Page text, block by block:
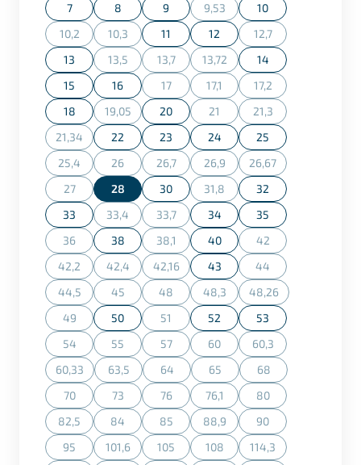
7 8 9 9,53
(Cette action n'est
10
10,2
(Cette action n'est actuellement pas disponible.)
10,3
(Cette action n'est actuellement pas disponible.)
11 12 12,7
(Cette action n'est
13 13,5
(Cette action n'est actuellement pas disponible.)
13,7
(Cette action n'est actuellement pas
13,72
(Cette action n'est
14
15
16 17
(Cette action n'est actuellement pas
17,1
(Cette action n'est
17,2
(Cette action n'est
18 19,05
(Cette action n'est actuellement pas disponible.)
20 21
(Cette action n'est
21,3
(Cette action n'est
21,34
(Cette action n'est actuellement pas disponible.)
22 23 24
25
25,4
(Cette action n'est actuellement pas disponible.)
26
(Cette action n'est actuellement pas disponible.)
26,7
(Cette action n'est actuellement pas
26,9
(Cette action n'est
26,67
(Cette action n'est
27
(Cette action n'est actuellement pas disponible.)
28 30 31,8
(Cette action n'est
32
33
33,4
(Cette action n'est actuellement pas disponible.)
33,7
(Cette action n'est actuellement pas
34
35
36
(Cette action n'est actuellement pas disponible.)
38 38,1
(Cette action n'est actuellement pas
40 42
(Cette action n'est
42,2
(Cette action n'est actuellement pas disponible.)
42,4
(Cette action n'est actuellement pas disponible.)
42,16
(Cette action n'est actuellement pas
43 44
(Cette action n'est
44,5
(Cette action n'est actuellement pas disponible.)
45
(Cette action n'est actuellement pas disponible.)
48
(Cette action n'est actuellement pas
48,3
(Cette action n'est
48,26
(Cette action n'est
49
(Cette action n'est actuellement pas disponible.)
50 51
(Cette action n'est actuellement pas
52
53
54
(Cette action n'est actuellement pas disponible.)
55
(Cette action n'est actuellement pas disponible.)
57
(Cette action n'est actuellement pas
60
(Cette action n'est
60,3
(Cette action n'est
60,33
(Cette action n'est actuellement pas disponible.)
63,5
(Cette action n'est actuellement pas disponible.)
64
(Cette action n'est actuellement pas
65
(Cette action n'est
68
(Cette action n'est
70
(Cette action n'est actuellement pas disponible.)
73
(Cette action n'est actuellement pas disponible.)
76
(Cette action n'est actuellement pas
76,1
(Cette action n'est
80
(Cette action n'est
82,5
(Cette action n'est actuellement pas disponible.)
84
(Cette action n'est actuellement pas disponible.)
85
(Cette action n'est actuellement pas
88,9
(Cette action n'est
90
(Cette action n'est
95
(Cette action n'est actuellement pas disponible.)
101,6
(Cette action n'est actuellement pas disponible.)
105
(Cette action n'est actuellement pas
108
(Cette action n'est
114,3
(Cette action n'est